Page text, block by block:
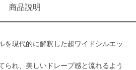
商品説明
を現代的に解釈した超ワイドシルエッ
られ、美しいドレープ感と流れるよう